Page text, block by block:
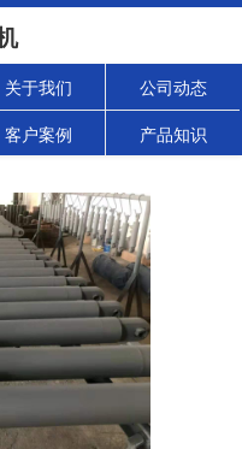
关于我们 公司动态
客户案例 产品知识